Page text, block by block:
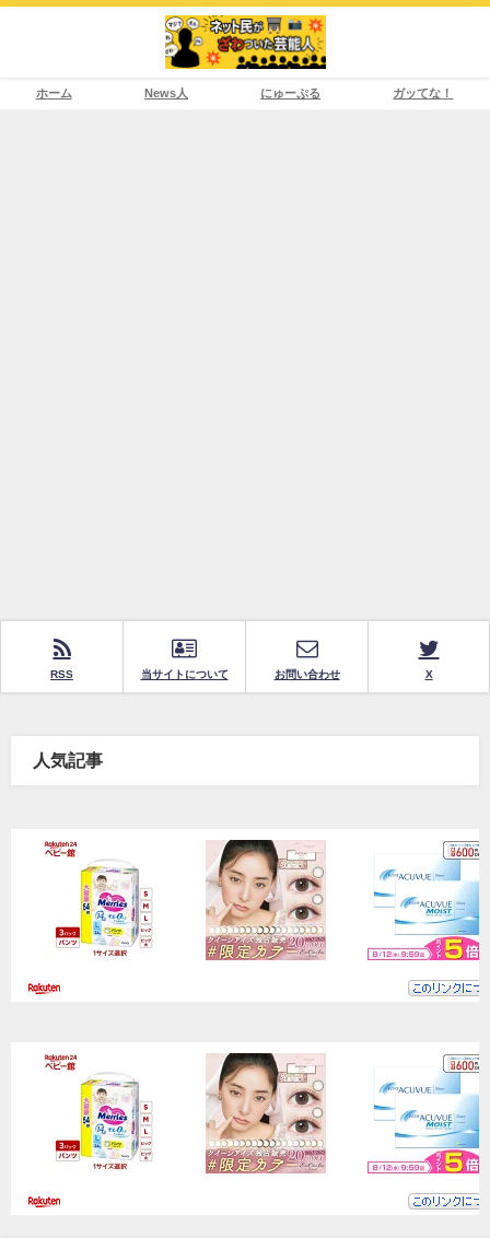
ホーム News人 にゅーぷる ガッてな！
RSS 当サイトについて お問い合わせ X
人気記事